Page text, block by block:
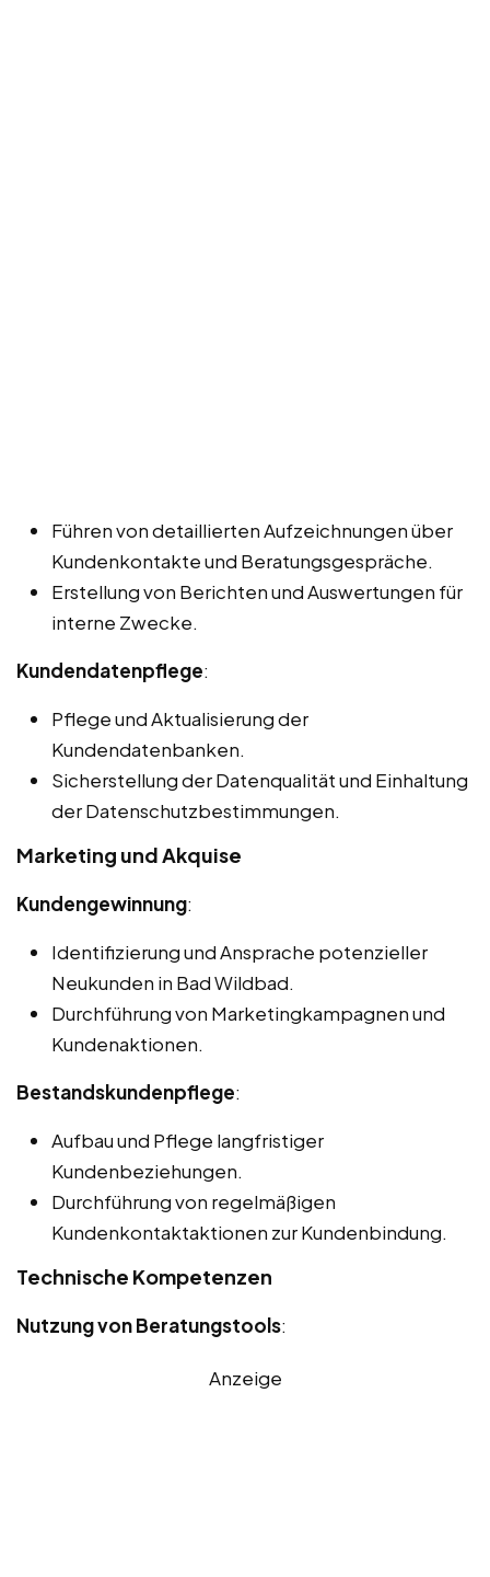
Führen von detaillierten Aufzeichnungen über
Kundenkontakte und Beratungsgespräche.
Erstellung von Berichten und Auswertungen für
interne Zwecke.
Kundendatenpflege:
Pflege und Aktualisierung der
Kundendatenbanken.
Sicherstellung der Datenqualität und Einhaltung
der Datenschutzbestimmungen.
Marketing und Akquise
Kundengewinnung:
Identifizierung und Ansprache potenzieller
Neukunden in Bad Wildbad.
Durchführung von Marketingkampagnen und
Kundenaktionen.
Bestandskundenpflege:
Aufbau und Pflege langfristiger
Kundenbeziehungen.
Durchführung von regelmäßigen
Kundenkontaktaktionen zur Kundenbindung.
Technische Kompetenzen
Nutzung von Beratungstools:
Anzeige